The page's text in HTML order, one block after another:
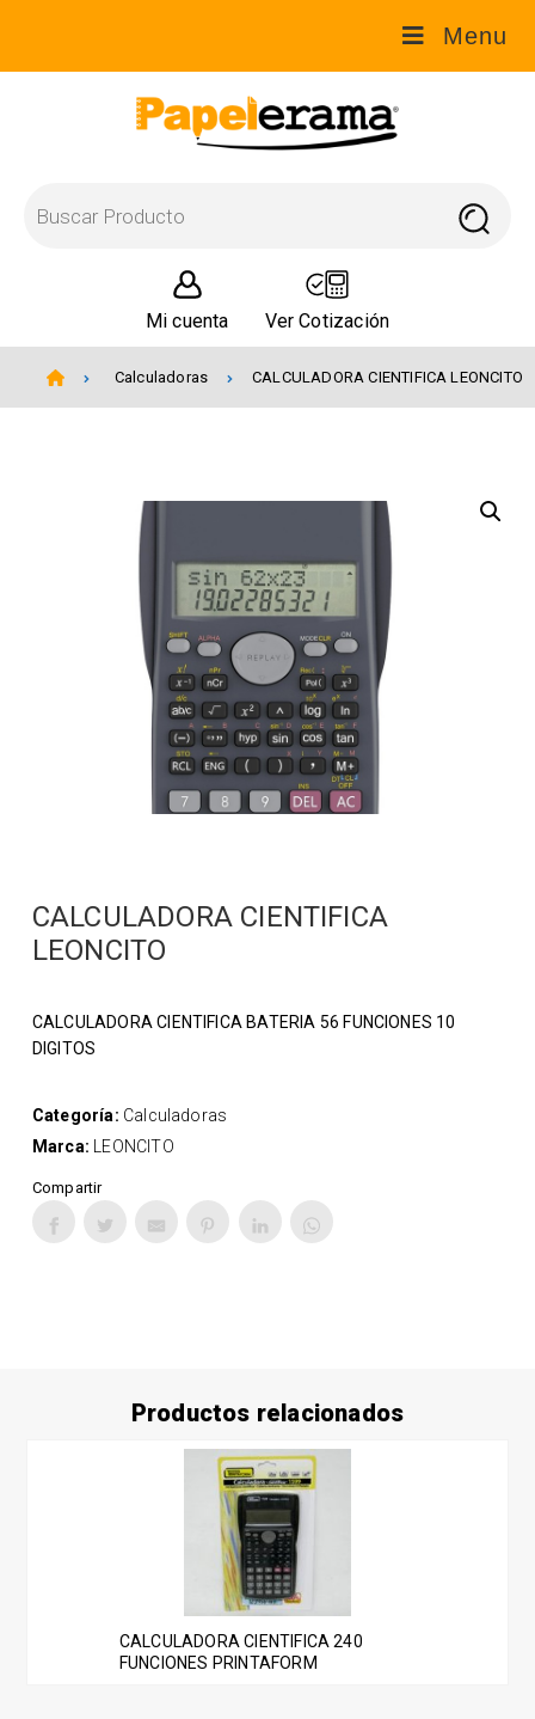
Mi cuenta Ver Cotización
Menu
Calculadoras CALCULADORA CIENTIFICA LEONCITO
CALCULADORA CIENTIFICA
LEONCITO
CALCULADORA CIENTIFICA BATERIA 56 FUNCIONES 10
DIGITOS
Categoría: Calculadoras
Marca: LEONCITO
Compartir
Productos relacionados
CALCULADORA CIENTIFICA 240
FUNCIONES PRINTAFORM